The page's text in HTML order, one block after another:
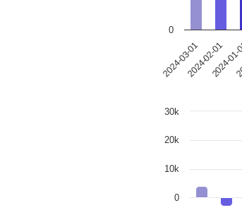
2024-03-012024-02-01
2024-
0
0
10k
20k
30k